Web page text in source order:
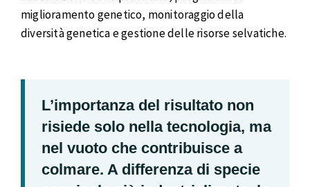
miglioramento genetico, monitoraggio della
diversità genetica e gestione delle risorse selvatiche.
L’importanza del risultato non
risiede solo nella tecnologia, ma
nel vuoto che contribuisce a
colmare. A differenza di specie